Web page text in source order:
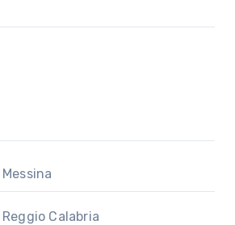
Calabria